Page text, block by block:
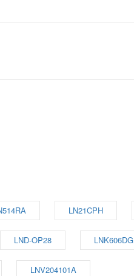
LN21CPH
LND-OP28 LNK606DG
LNV204101A